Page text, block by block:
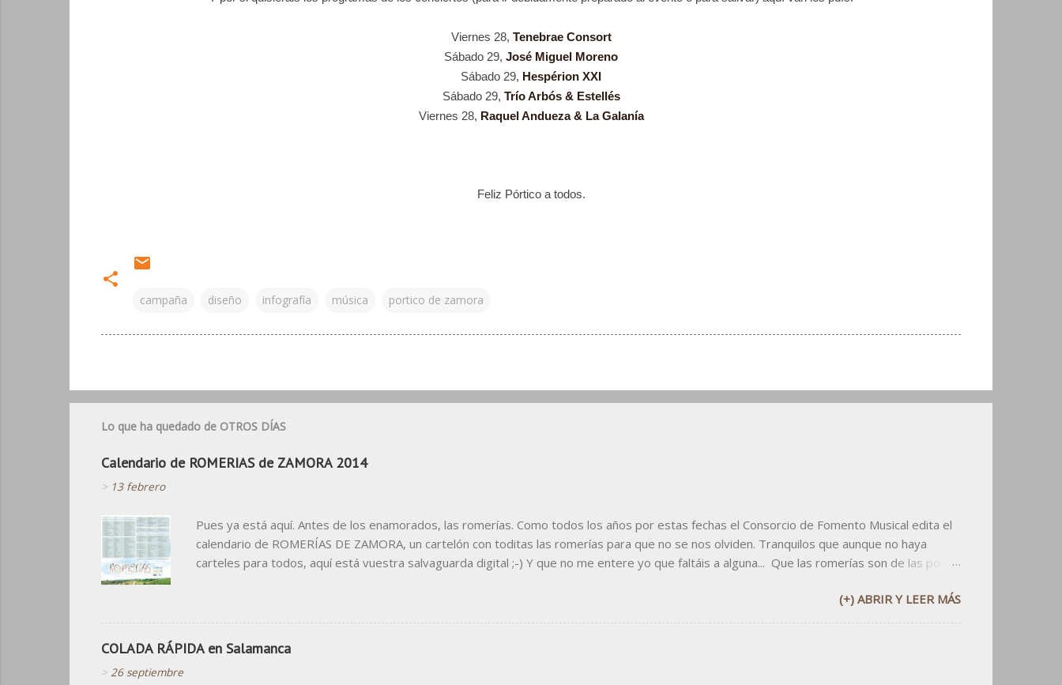
Viernes 28, Tenebrae Consort
Sábado 29, José Miguel Moreno
Sábado 29, Hespérion XXI
Sábado 29, Trío Arbós & Estellés
Viernes 28, Raquel Andueza & La Galanía
Feliz Pórtico a todos.
campaña diseño infografía música portico de zamora
Lo que ha quedado de OTROS DÍAS
Calendario de ROMERIAS de ZAMORA 2014
> 13 febrero
Pues ya está aquí. Antes de los enamorados, las romerías. Como todos los años por estas fechas el Consorcio de Fomento Musical edita el
calendario de ROMERÍAS DE ZAMORA, un cartelón con toditas las romerías para que no se nos olviden. Tranquilos que aunque no haya
carteles para todos, aquí está vuestra salvaguarda digital ;-) Y que no me entere yo que faltáis a alguna... Que las romerías son de las pocas
calendario para algo que no sea vuestro uso personal (que alguno ya lo ha hecho), ya sabéis, por lo menos citad al dueño: el CFMZ.
(+) ABRIR Y LEER MÁS
COLADA RÁPIDA en Salamanca
> 26 septiembre